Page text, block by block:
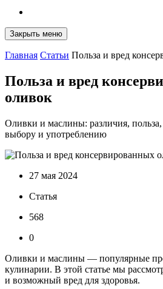
Закрыть меню
Главная Статьи Польза и вред
Польза и вред
оливок
Оливки и маслины: различия,
выбору и употреблению
27 мая 2024
Статья
568
0
Оливки и маслины — популярные
кулинарии. В этой статье мы
и возможный вред для здоровья.